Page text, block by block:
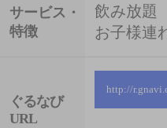
サービス・
特徴
飲み放題
お子様連
ぐるなび
URL
http://